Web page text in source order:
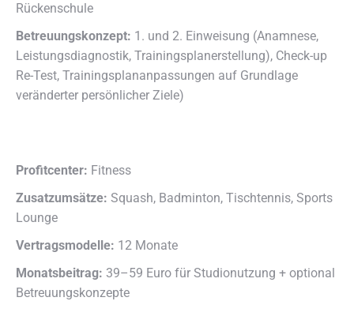
Rückenschule
Betreuungskonzept: 1. und 2. Einweisung (Anamnese,
Leistungsdiagnostik, Trainingsplanerstellung), Check-up
Re-Test, Trainingsplananpassungen auf Grundlage
veränderter persönlicher Ziele)
Profitcenter: Fitness
Zusatzumsätze: Squash, Badminton, Tischtennis, Sports
Lounge
Vertragsmodelle: 12 Monate
Monatsbeitrag: 39–59 Euro für Studionutzung + optional
Betreuungskonzepte